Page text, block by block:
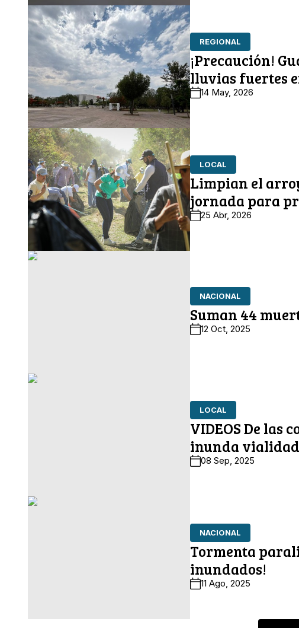
REGIONAL
¡Precaución!
lluvias fuertes
14 May, 2026
LOCAL
Limpian el
jornada para
25 Abr, 2026
NACIONAL
Suman 44
12 Oct, 2025
LOCAL
VIDEOS De las
inunda
08 Sep, 2025
NACIONAL
Tormenta
inundados!
11 Ago, 2025